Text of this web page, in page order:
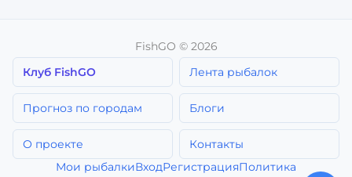
FishGO © 2026
Клуб FishGO
Лента рыбалок
Прогноз по городам Блоги
О проекте
Контакты
Мои рыбалкиВходРегистрацияПолитика